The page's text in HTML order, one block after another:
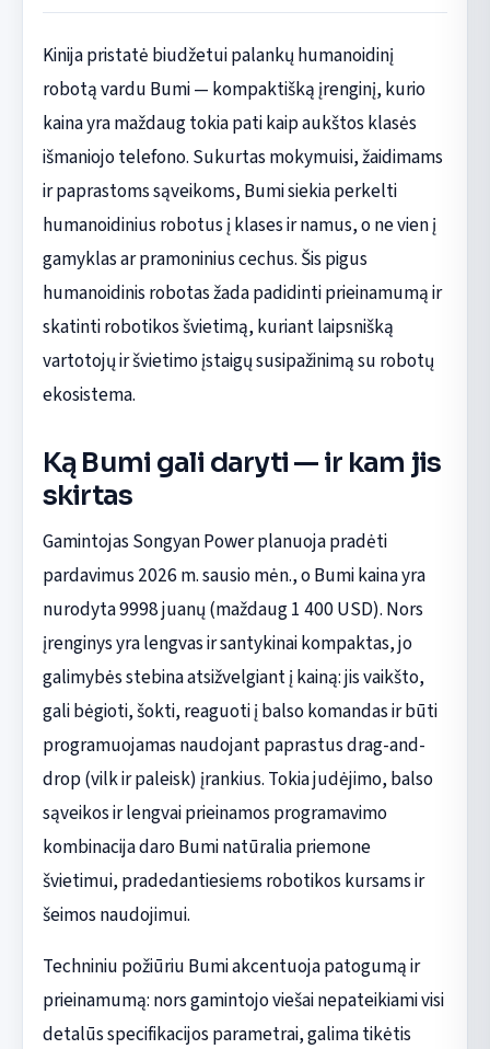
Kinija pristatė biudžetui palankų humanoidinį
robotą vardu Bumi — kompaktišką įrenginį, kurio
kaina yra maždaug tokia pati kaip aukštos klasės
išmaniojo telefono. Sukurtas mokymuisi, žaidimams
ir paprastoms sąveikoms, Bumi siekia perkelti
humanoidinius robotus į klases ir namus, o ne vien į
gamyklas ar pramoninius cechus. Šis pigus
humanoidinis robotas žada padidinti prieinamumą ir
skatinti robotikos švietimą, kuriant laipsnišką
vartotojų ir švietimo įstaigų susipažinimą su robotų
ekosistema.
Ką Bumi gali daryti — ir kam jis
skirtas
Gamintojas Songyan Power planuoja pradėti
pardavimus 2026 m. sausio mėn., o Bumi kaina yra
nurodyta 9998 juanų (maždaug 1 400 USD). Nors
įrenginys yra lengvas ir santykinai kompaktas, jo
galimybės stebina atsižvelgiant į kainą: jis vaikšto,
gali bėgioti, šokti, reaguoti į balso komandas ir būti
programuojamas naudojant paprastus drag-and-
drop (vilk ir paleisk) įrankius. Tokia judėjimo, balso
sąveikos ir lengvai prieinamos programavimo
kombinacija daro Bumi natūralia priemone
švietimui, pradedantiesiems robotikos kursams ir
šeimos naudojimui.
Techniniu požiūriu Bumi akcentuoja patogumą ir
prieinamumą: nors gamintojo viešai nepateikiami visi
detalūs specifikacijos parametrai, galima tikėtis